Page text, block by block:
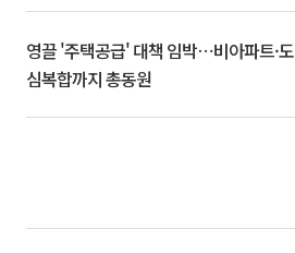
영끌 '주택공급' 대책 임박⋯비아파트·도
심복합까지 총동원